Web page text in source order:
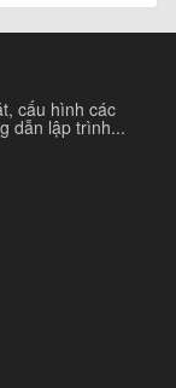
cấu hình các
dẫn lập trình...